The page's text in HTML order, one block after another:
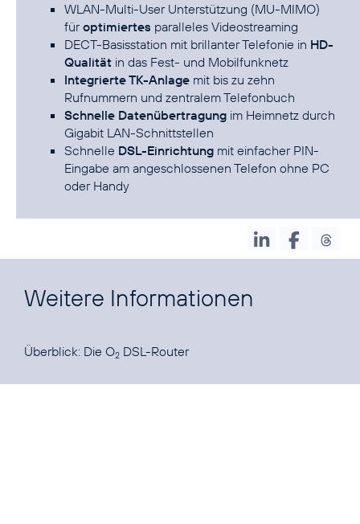
WLAN-Multi-User Unterstützung (MU-MIMO)
füroptimiertes paralleles Videostreaming
DECT-Basisstation mit brillanter Telefonie in HD-
Qualität in das Fest- und Mobilfunknetz
Integrierte TK-Anlage mit bis zu zehn
Rufnummern und zentralem Telefonbuch
Schnelle Datenübertragung im Heimnetz durch
Gigabit LAN-Schnittstellen
Schnelle DSL-Einrichtung mit einfacher PIN-
Eingabe am angeschlossenen Telefon ohne PC
oder Handy
Weitere Informationen
Überblick: Die O2 DSL-Router